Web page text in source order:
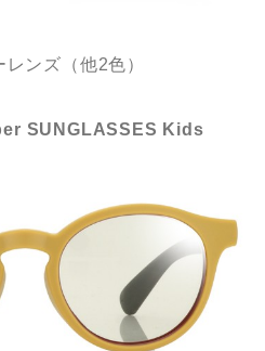
ンズ（他2色）
SUNGLASSES Kids